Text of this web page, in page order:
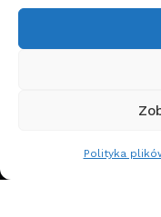
Polityka
Doskonała Obsługa